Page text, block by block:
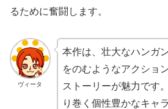
るために奮闘します。
ヴィータ
本作は、壮大なハンガ
をのむようなアクショ
ストーリーが魅力です
り巻く個性豊かなキャ